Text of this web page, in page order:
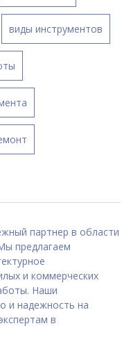
виды инструментов
партнер в области
предлагаем
и коммерческих
Наши
и надежность на
в